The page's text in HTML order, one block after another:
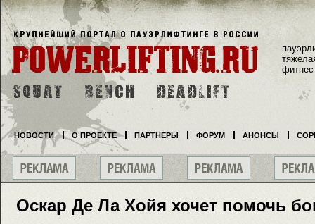
Оскар Де Ла Хойя хочет помочь
фитнес
НОВОСТИ О ПРОЕКТЕ ПАРТНЕРЫ ФОРУМ АНОНСЫ